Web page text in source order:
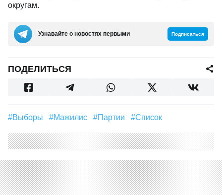
округам.
Узнавайте о новостях первыми Подписаться
ПОДЕЛИТЬСЯ
#выборы #мажилис #партии #список